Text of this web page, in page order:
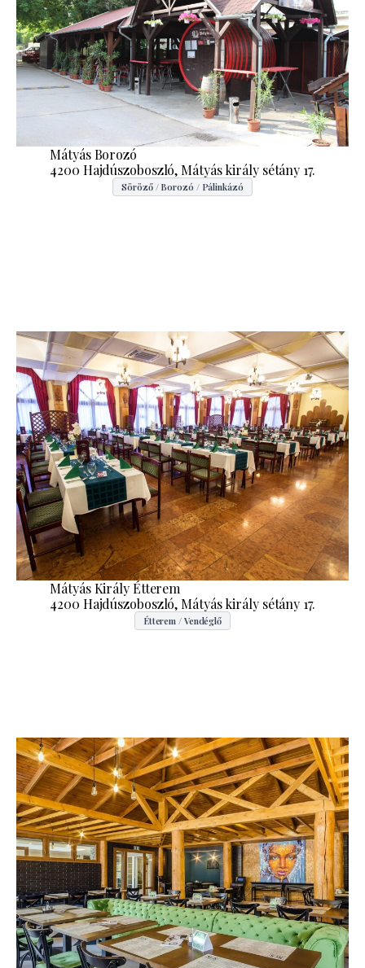
Mátyás Borozó
4200 Hajdúszoboszló, Mátyás király sétány 17.
Söröző / Borozó / Pálinkázó
Mátyás Király Étterem
4200 Hajdúszoboszló, Mátyás király sétány 17.
Étterem / Vendéglő